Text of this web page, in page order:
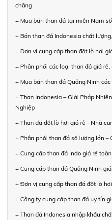
chăng
+ Mua bán than đá tại miền Nam
+ Bán than đá Indonesia chất
+ Đơn vị cung cấp than đốt lò hơi
+ Phân phối các loại than đá giá
+ Mua bán than đá Quảng Ninh
+ Than Indonesia – Giải Pháp
Nghiệp
+ Than đá đốt lò hơi giá rẻ - Nhà
+ Phân phối than đá số lượng lớn –
+ Cung cấp than đá Indo giá rẻ
+ Cung cấp than đá Quảng Ninh
+ Đơn vị cung cấp than đá đốt lò
+ Công ty cung cấp than đá uy tín
+ Than đá Indonesia nhập khẩu